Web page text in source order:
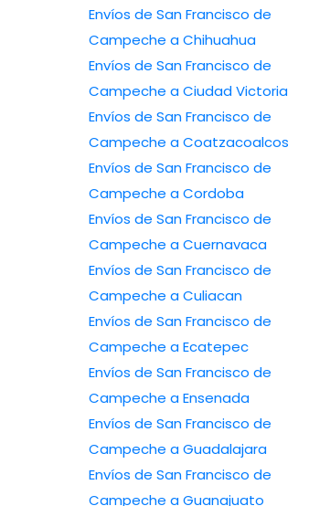
Envíos de San Francisco de
Campeche a Chihuahua
Envíos de San Francisco de
Campeche a Ciudad Victoria
Envíos de San Francisco de
Campeche a Coatzacoalcos
Envíos de San Francisco de
Campeche a Cordoba
Envíos de San Francisco de
Campeche a Cuernavaca
Envíos de San Francisco de
Campeche a Culiacan
Envíos de San Francisco de
Campeche a Ecatepec
Envíos de San Francisco de
Campeche a Ensenada
Envíos de San Francisco de
Campeche a Guadalajara
Envíos de San Francisco de
Campeche a Guanajuato